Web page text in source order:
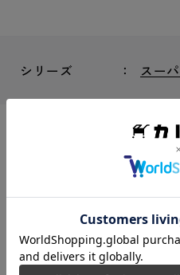
シリーズ スー
『ニューダンガンロン
新学期』より、Tシャツ
『ニューダンガンロンパＶ
より、Tシャツの登場です。
最原終一を「反論」の台詞と